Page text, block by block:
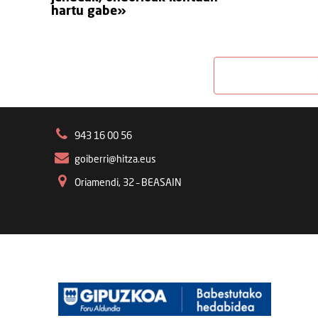
hartu gabe»
943 16 00 56
goiberri@hitza.eus
Oriamendi, 32 – BEASAIN